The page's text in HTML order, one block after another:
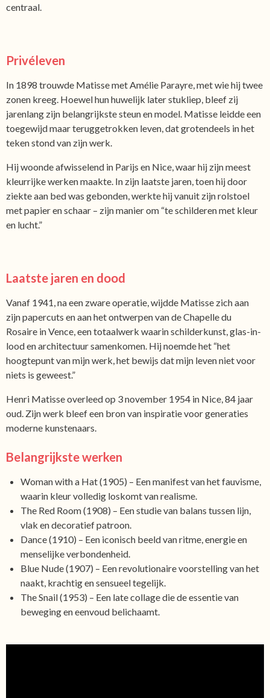
centraal.
Privéleven
In 1898 trouwde Matisse met Amélie Parayre, met wie hij twee
zonen kreeg. Hoewel hun huwelijk later stukliep, bleef zij
jarenlang zijn belangrijkste steun en model. Matisse leidde een
toegewijd maar teruggetrokken leven, dat grotendeels in het
teken stond van zijn werk.
Hij woonde afwisselend in Parijs en Nice, waar hij zijn meest
kleurrijke werken maakte. In zijn laatste jaren, toen hij door
ziekte aan bed was gebonden, werkte hij vanuit zijn rolstoel
met papier en schaar – zijn manier om “te schilderen met kleur
en lucht.”
Laatste jaren en dood
Vanaf 1941, na een zware operatie, wijdde Matisse zich aan
zijn papercuts en aan het ontwerpen van de Chapelle du
Rosaire in Vence, een totaalwerk waarin schilderkunst, glas-in-
lood en architectuur samenkomen. Hij noemde het “het
hoogtepunt van mijn werk, het bewijs dat mijn leven niet voor
niets is geweest.”
Henri Matisse overleed op 3 november 1954 in Nice, 84 jaar
oud. Zijn werk bleef een bron van inspiratie voor generaties
moderne kunstenaars.
Belangrijkste werken
Woman with a Hat (1905) – Een manifest van het fauvisme,
waarin kleur volledig loskomt van realisme.
The Red Room (1908) – Een studie van balans tussen lijn,
vlak en decoratief patroon.
Dance (1910) – Een iconisch beeld van ritme, energie en
menselijke verbondenheid.
Blue Nude (1907) – Een revolutionaire voorstelling van het
naakt, krachtig en sensueel tegelijk.
The Snail (1953) – Een late collage die de essentie van
beweging en eenvoud belichaamt.